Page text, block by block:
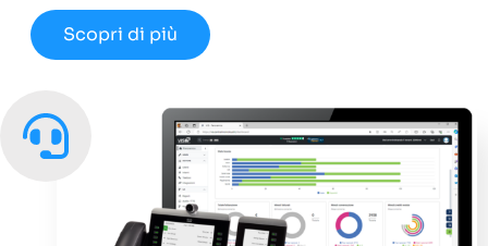
Scopri di più